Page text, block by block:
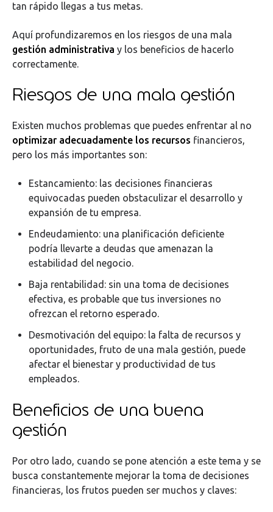
tan rápido llegas a tus metas.
Aquí profundizaremos en los riesgos de una mala
gestión administrativa y los beneficios de hacerlo
correctamente.
Riesgos de una mala gestión
Existen muchos problemas que puedes enfrentar al no
optimizar adecuadamente los recursos financieros,
pero los más importantes son:
Estancamiento: las decisiones financieras
equivocadas pueden obstaculizar el desarrollo y
expansión de tu empresa.
Endeudamiento: una planificación deficiente
podría llevarte a deudas que amenazan la
estabilidad del negocio.
Baja rentabilidad: sin una toma de decisiones
efectiva, es probable que tus inversiones no
ofrezcan el retorno esperado.
Desmotivación del equipo: la falta de recursos y
oportunidades, fruto de una mala gestión, puede
afectar el bienestar y productividad de tus
empleados.
Beneficios de una buena
gestión
Por otro lado, cuando se pone atención a este tema y se
busca constantemente mejorar la toma de decisiones
financieras, los frutos pueden ser muchos y claves: